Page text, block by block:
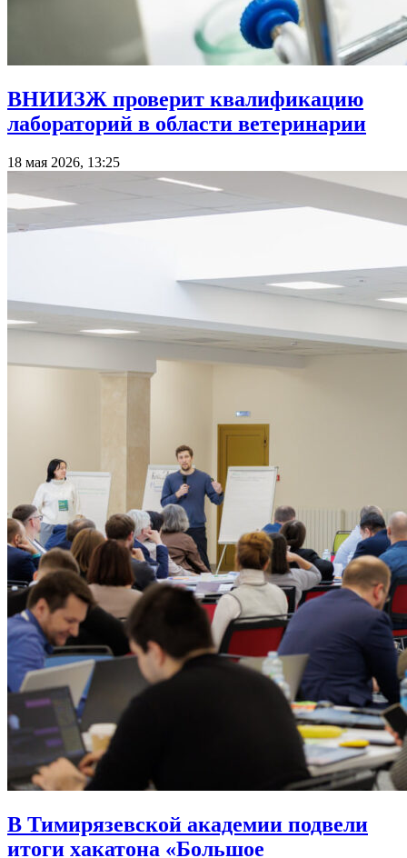
ВНИИЗЖ проверит квалификацию
лабораторий в области ветеринарии
18 мая 2026, 13:25
В Тимирязевской академии подвели
итоги хакатона «Большое